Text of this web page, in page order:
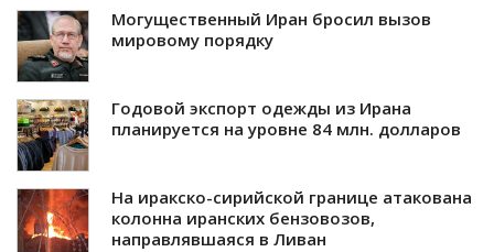
Могущественный Иран бросил вызов
мировому порядку
Годовой экспорт одежды из Ирана
планируется на уровне 84 млн. долларов
На иракско-сирийской границе атакована
колонна иранских бензовозов,
направлявшаяся в Ливан